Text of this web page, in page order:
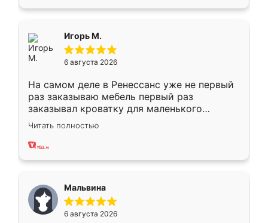
Игорь М.
6 августа 2026
На самом деле в Ренессанс уже не первый
раз заказываю мебель первый раз
заказывал кроватку для маленького
ребёнка при его рождении ,во второй раз
заказал шкаф-купе. По качеству очень
хорошее сборка достаточно быстрая,
меньше, здесь же он более разнообразный.
Мне нравится ,если что-то потребуется из
мебели буду заказывать только здесь.
Читать полностью
Мальвина
6 августа 2026